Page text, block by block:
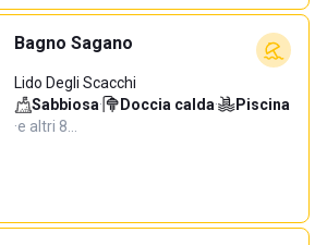
Bagno Sagano
Lido Degli Scacchi
Sabbiosa· Doccia calda·
Piscina
·e altri 8…